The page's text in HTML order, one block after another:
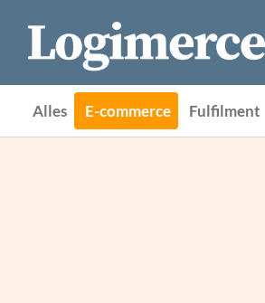
Alles E-commerce Fulfilment